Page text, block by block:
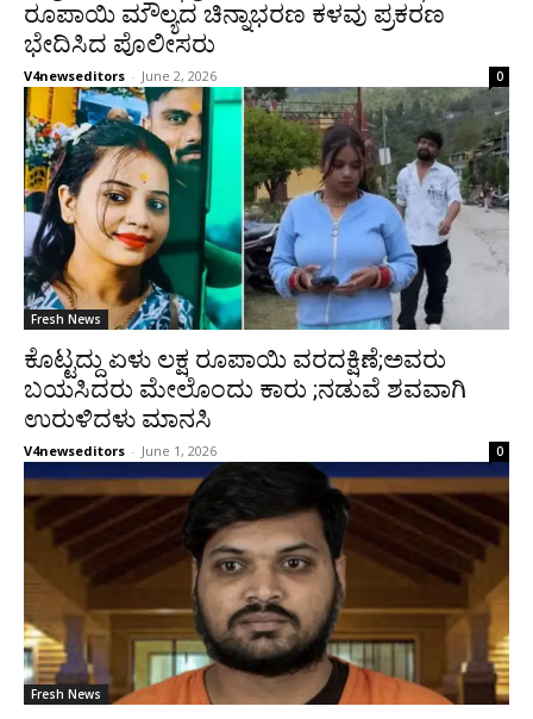
ರೂಪಾಯಿ ಮೌಲ್ಯದ ಚಿನ್ನಾಭರಣ ಕಳವು ಪ್ರಕರಣ
ಭೇದಿಸಿದ ಪೊಲೀಸರು
V4newseditors - June 2, 2026 0
Fresh News
ಕೊಟ್ಟದ್ದು ಏಳು ಲಕ್ಷ ರೂಪಾಯಿ ವರದಕ್ಷಿಣೆ;ಅವರು
ಬಯಸಿದರು ಮೇಲೊಂದು ಕಾರು ;ನಡುವೆ ಶವವಾಗಿ
ಉರುಳಿದಳು ಮಾನಸಿ
V4newseditors - June 1, 2026 0
Fresh News